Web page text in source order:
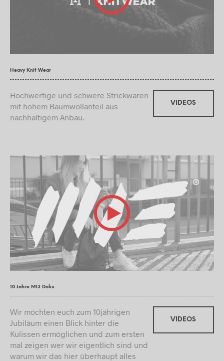
Heavy Knit Wear
Hochwertige und schwere Strickwaren
mit hohem Baumwollanteil aus
nachhaltigem Anbau.
VIDEOS
10 Jahre M13 Doku
Wir möchten euch zum 10jährigen
Jubiläum einen Blick hinter die
Kulissen ermöglichen und zum ersten
mal zeigen wer wir eigentlich sind und
warum wir das hier überhaupt alles
VIDEOS